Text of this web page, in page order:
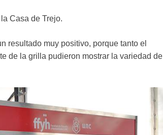
Casa de Trejo.
resultado muy positivo, porque tanto el
de la grilla pudieron mostrar la variedad de